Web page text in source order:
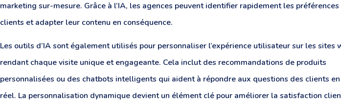
marketing sur-mesure. Grâce à l’IA, les agences peuvent identifier rapidement les préférences
clients et adapter leur contenu en conséquence.
Les outils d’IA sont également utilisés pour personnaliser l’expérience utilisateur sur les sites
rendant chaque visite unique et engageante. Cela inclut des recommandations de produits
personnalisées ou des chatbots intelligents qui aident à répondre aux questions des clients
réel. La personnalisation dynamique devient un élément clé pour améliorer la satisfaction